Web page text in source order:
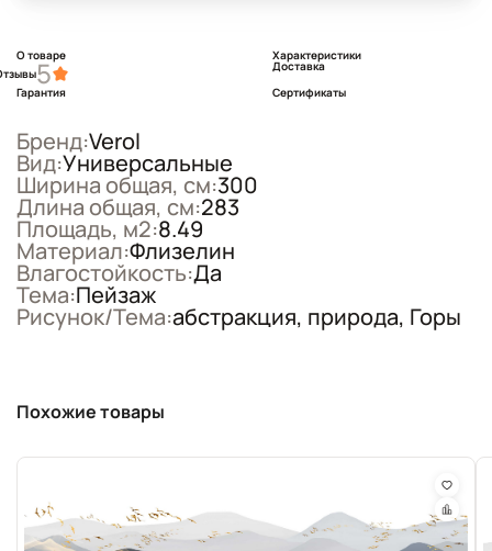
О товаре
Характеристики
5
Доставка
Гарантия
Сертификаты
Бренд:Verol
Вид:Универсальные
Ширина общая, см:300
Длина общая, см:283
Площадь, м2:8.49
Материал:Флизелин
Влагостойкость:Да
Тема:Пейзаж
Рисунок/Тема:абстракция, природа, Горы
Похожие товары